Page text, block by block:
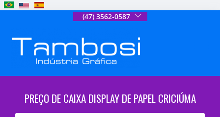
(47) 3562-0587
PREÇO DE CAIXA DISPLAY DE PAPEL CRICIÚMA